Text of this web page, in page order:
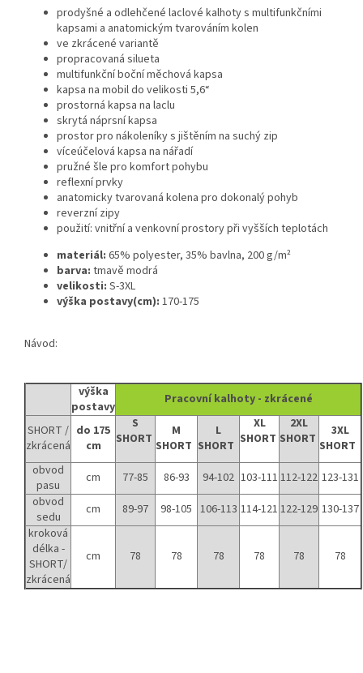
prodyšné a odlehčené laclové kalhoty s multifunkčními
kapsami a anatomickým tvarováním kolen
ve zkrácené variantě
propracovaná silueta
multifunkční boční měchová kapsa
kapsa na mobil do velikosti 5,6“
prostorná kapsa na laclu
skrytá náprsní kapsa
prostor pro nákoleníky s jištěním na suchý zip
víceúčelová kapsa na nářadí
pružné šle pro komfort pohybu
reflexní prvky
anatomicky tvarovaná kolena pro dokonalý pohyb
reverzní zipy
použití: vnitřní a venkovní prostory při vyšších teplotách
materiál: 65% polyester, 35% bavlna, 200 g/m²
barva: tmavě modrá
velikosti: S-3XL
výška postavy(cm): 170-175
Návod:
výška
postavy
Pracovní kalhoty - zkrácené
SHORT /
zkrácená
do 175
cm
S
SHORT
M
SHORT
L
SHORT
XL
SHORT
2XL
SHORT
3XL
SHORT
obvod
pasu
cm 77-85 86-93 94-102 103-111 112-122 123-131
obvod
sedu
cm 89-97 98-105 106-113 114-121 122-129 130-137
kroková
délka -
SHORT/
zkrácená
cm 78 78 78 78 78 78